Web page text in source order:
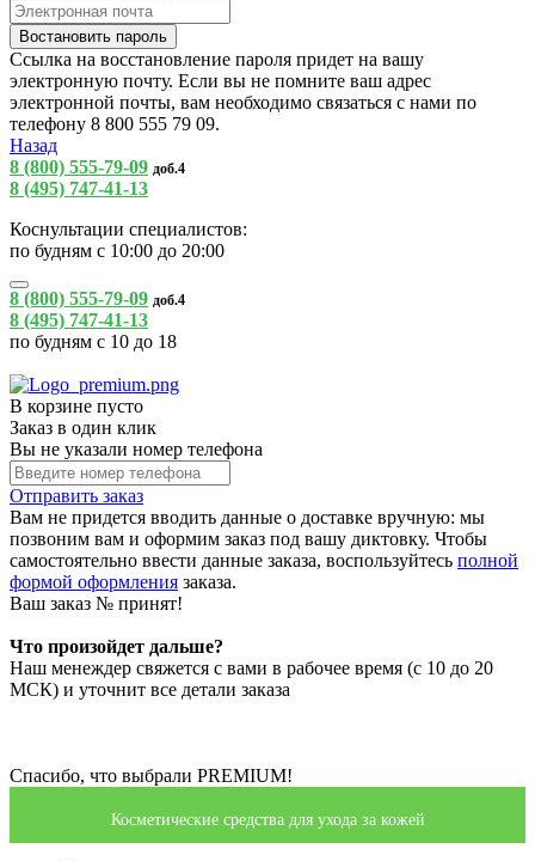
Ссылка на восстановление пароля придет на вашу
электронную почту. Если вы не помните ваш адрес
электронной почты, вам необходимо связаться с нами по
телефону 8 800 555 79 09.
Назад
8 (800) 555-79-09 доб.4
8 (495) 747-41-13
Коснультации специалистов:
по будням с 10:00 до 20:00
8 (800) 555-79-09 доб.4
8 (495) 747-41-13
по будням с 10 до 18
В корзине пусто
Заказ в один клик
Вы не указали номер телефона
Отправить заказ
Вам не придется вводить данные о доставке вручную: мы
позвоним вам и оформим заказ под вашу диктовку. Чтобы
самостоятельно ввести данные заказа, воспользуйтесь полной
формой оформления заказа.
Ваш заказ № принят!
Что произойдет дальше?
Наш менеждер свяжется с вами в рабочее время (с 10 до 20
МСК) и уточнит все детали заказа
Спасибо, что выбрали PREMIUM!
Косметические средства для ухода за кожей